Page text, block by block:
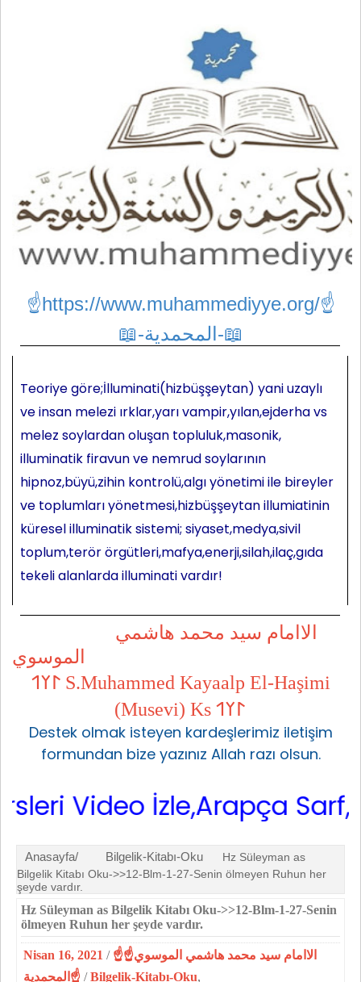
☝https://www.muhammediyye.org/☝
📖-المحمدية-📖
Teoriye göre;İlluminati(hizbüşşeytan) yani uzaylı
ve insan melezi ırklar,yarı vampir,yılan,ejderha vs
melez soylardan oluşan topluluk,masonik,
illuminatik firavun ve nemrud soylarının
hipnoz,büyü,zihin kontrolü,algı yönetimi ile bireyler
ve toplumları yönetmesi,hizbüşşeytan illumiatinin
küresel illuminatik sistemi; siyaset,medya,sivil
toplum,terör örgütleri,mafya,enerji,silah,ilaç,gıda
tekeli alanlarda illuminati vardır!
الاامام سيد محمد هاشمي
الموسوي
𐰃𐰠𐰯 S.Muhammed Kayaalp El-Haşimi
(Musevi) Ks 𐰃𐰠𐰯
Destek olmak isteyen kardeşlerimiz iletişim
formundan bize yazınız Allah razı olsun.
İzle,Arapça
Anasayfa/ Bilgelik-Kitabı-Oku
Hz Süleyman as
Bilgelik Kitabı Oku->>12-Blm-1-27-Senin ölmeyen Ruhun her
şeyde vardır.
Hz Süleyman as Bilgelik Kitabı Oku->>12-Blm-1-27-Senin
ölmeyen Ruhun her şeyde vardır.
Nisan 16, 2021 / ☝الاامام سيد محمد هاشمي الموسوي☝
المحمدية☝ /Bilgelik-Kitabı-Oku,